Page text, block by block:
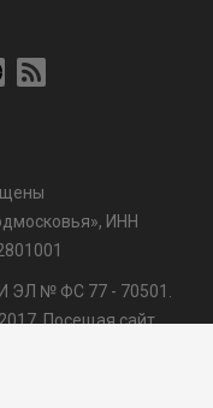
ИНН
ЭЛ № ФС 77 - 70501.
Посещая сайт